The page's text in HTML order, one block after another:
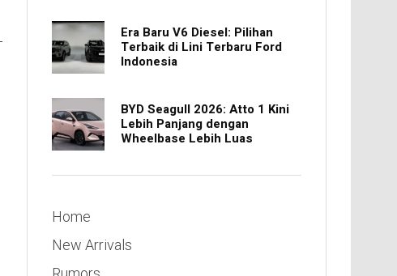
Era Baru V6 Diesel: Pilihan
Terbaik di Lini Terbaru Ford
Indonesia
BYD Seagull 2026: Atto 1 Kini
Lebih Panjang dengan
Wheelbase Lebih Luas
Home
New Arrivals